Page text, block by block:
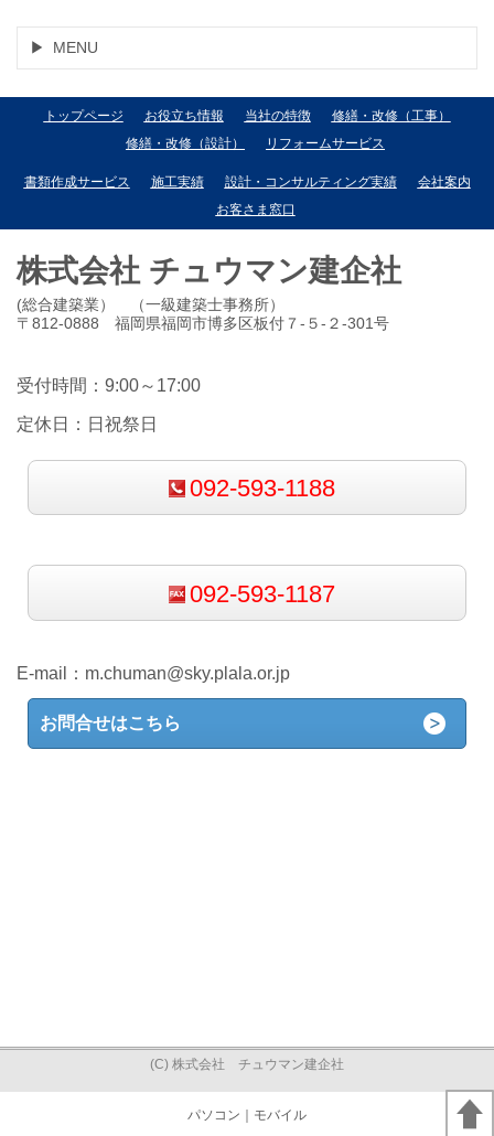
MENU
トップページ お役立ち情報 当社の特徴
修繕・改修（工事）
修繕・改修（設計）
リフォームサービス
書類作成サービス 施工実績 設計・コンサルティング実績
会社案内
お客さま窓口
株式会社 チュウマン建企社
(総合建築業） （一級建築士事務所）
〒812-0888 福岡県福岡市博多区板付７-５-２-301号
受付時間：9:00～17:00
定休日：日祝祭日
092-593-1188
092-593-1187
E-mail： m.chuman@sky.plala.or.jp
お問合せはこちら
(C) 株式会社 チュウマン建企社
パソコン ｜モバイル